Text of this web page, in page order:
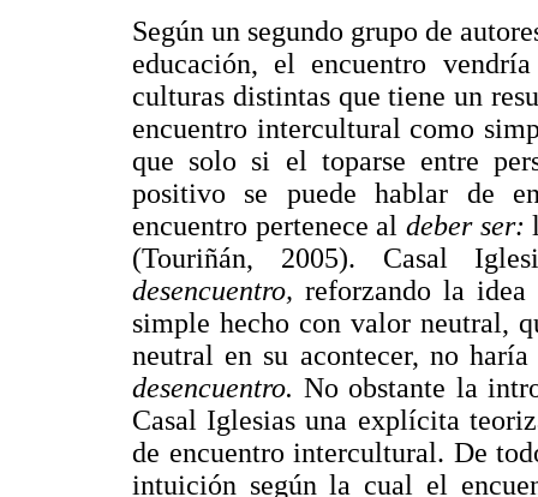
Según un segundo grupo de
educación, el encuentro
culturas distintas que tiene un
encuentro intercultural como
que solo si el toparse entre
positivo se puede hablar de
encuentro pertenece al deber ser:
(Touriñán, 2005). Casal
desencuentro, reforzando la idea
simple hecho con valor neutral,
neutral en su acontecer, no
desencuentro. No obstante la
Casal Iglesias una explícita
de encuentro intercultural. De
intuición según la cual el